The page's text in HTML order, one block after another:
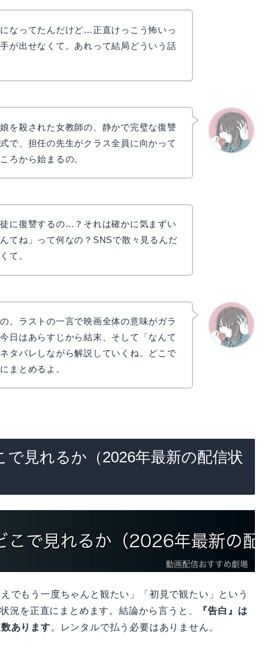
になってたんだけど…正直けっこう怖いっ
が出せなくて。あれって結局どういう話
を殺された女教師の、静かで完璧な復讐
で、担任の先生がクラス全員に向かって
ろから始まるの。
に復讐するの…？それは確かに気まずい
てね」って何なの？SNSで散々見るんだ
て。
。ラストの一言で映画全体の意味がガラ
日はあらすじから結末、そして「なんて
タバレしながら解説していくね。どこで
まとめるよ。
で見れるか（2026年最新の配信状
でもう一度ちゃんと観たい」「初見で観たい」という
況を正直にまとめます。結論から言うと、
『告白』は
あります。レンタルで払う必要はありません。